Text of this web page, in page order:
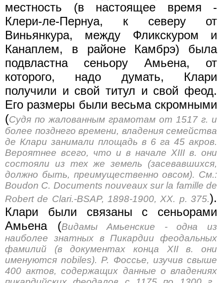
местность (в настоящее время -
Клери-ле-Пернуа, к северу от
Виньянкура, между Фликскуром и
Канаплем, в районе Камбрэ) была
подвластна сеньору Амьена, от
которого, надо думать, Клари
получили и свой титул и свой феод.
Его размеры были весьма скромными
(Судя по жалованным грамотам от 1517 г. и
более позднего времени, владения семейства
де Клари занимали площадь в 6 га 45 акров.
Вероятнее всего, что и в начале XIII в. они
состояли из тех же земель (засевавшихся,
должно быть, преимущественно овсом). См.:
Boudon C. Documents nouveaux sur la famille de
Robert de Clari.-BSAP, 1898-1900, XX. p. 375.).
Клари были связаны с сеньорами
Амьена (Видамы Амьенские - одна из
наиболее знатных в Пикардии феодальных
фамилий (в документах конца XII в. они
именуются nobiles). P. Фоссье, изучив свыше
400 актов, содержащих данные о владениях